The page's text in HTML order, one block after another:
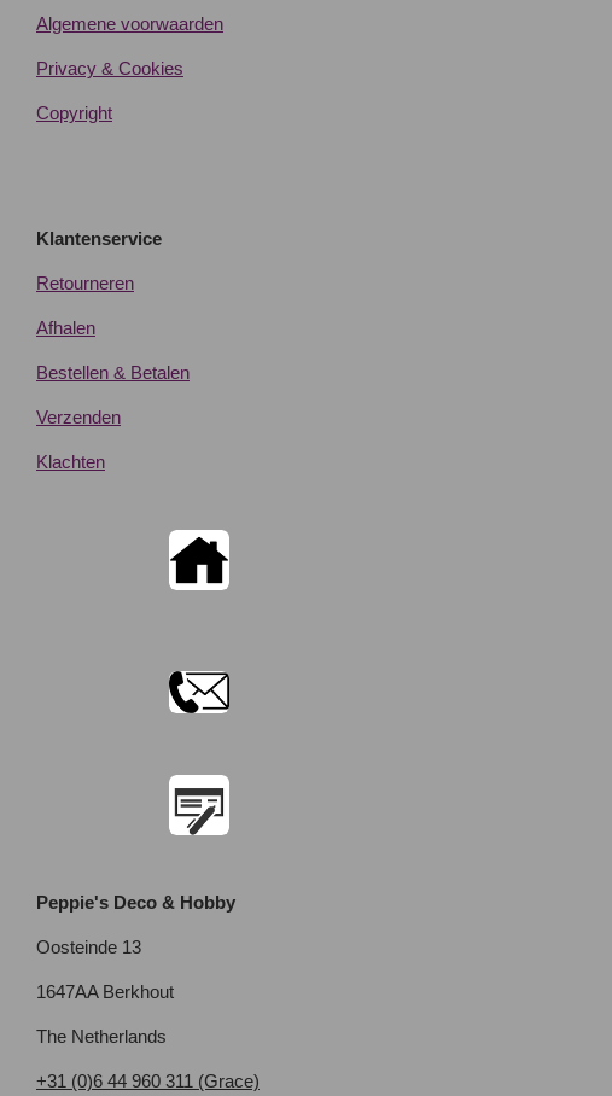
Algemene voorwaarden
Privacy & Cookies
Copyright
Klantenservice
Retourneren
Afhalen
Bestellen & Betalen
Verzenden
Klachten
Peppie's Deco & Hobby
Oosteinde 13
1647AA Berkhout
The Netherlands
+31 (0)6 44 960 311 (Grace)